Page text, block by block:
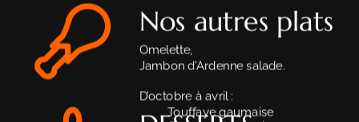
Nos autres plats
Omelette,
Jambon d’Ardenne salade.
D’octobre à avril :
Touffaye gaumaise